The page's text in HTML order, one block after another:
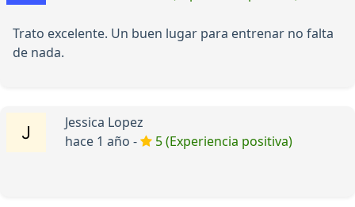
Trato excelente. Un buen lugar para entrenar no falta
de nada.
Jessica Lopez
hace 1 año -
5 (Experiencia positiva)